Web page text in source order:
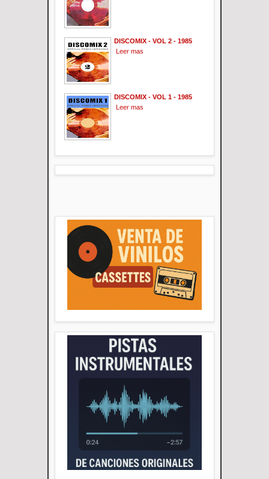
DISCOMIX - VOL 2 - 1985
Leer mas
DISCOMIX - VOL 1 - 1985
Leer mas